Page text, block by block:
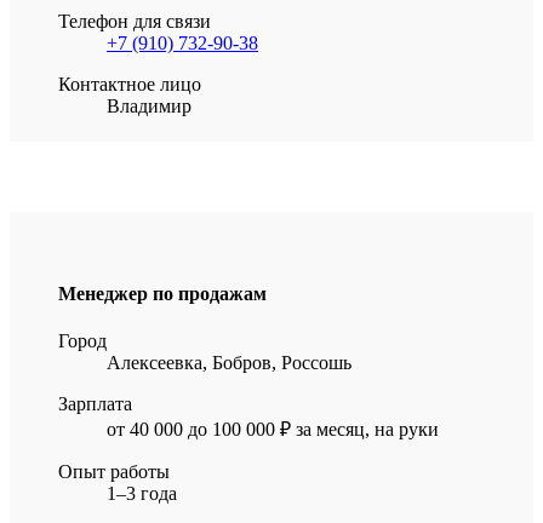
Телефон для связи
+7 (910) 732-90-38
Контактное лицо
Владимир
Менеджер по продажам
Город
Алексеевка, Бобров, Россошь
Зарплата
от 40 000 до 100 000 ₽ за месяц, на руки
Опыт работы
1–3 года